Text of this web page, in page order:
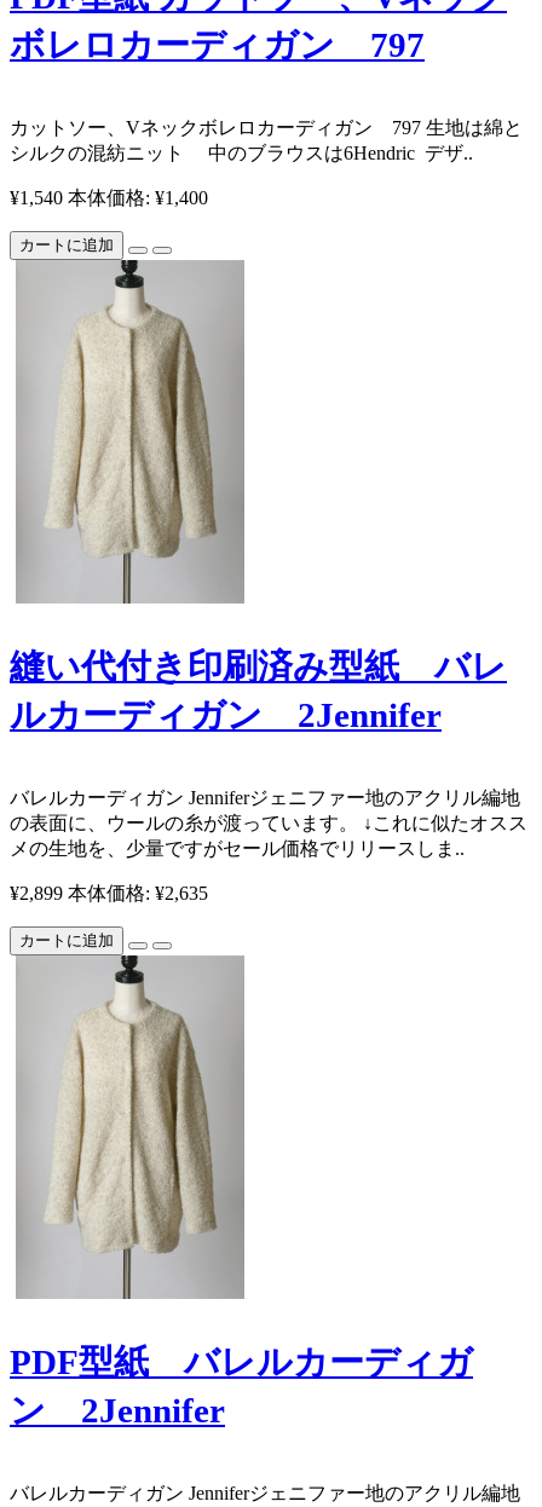
ボレロカーディガン 797
カットソー、Vネックボレロカーディガン 797 生地は綿と
シルクの混紡ニット 中のブラウスは6Hendric ​​ デザ..
¥1,540 本体価格: ¥1,400
カートに追加
縫い代付き印刷済み型紙 バレ
ルカーディガン 2Jennifer
バレルカーディガン Jenniferジェニファー ​ 地のアクリル編地
の表面に、ウールの糸が渡っています。 ↓これに似たオスス
メの生地を、少量ですがセール価格でリリースしま..
¥2,899 本体価格: ¥2,635
カートに追加
PDF型紙 バレルカーディガ
ン 2Jennifer
バレルカーディガン Jenniferジェニファー ​ 地のアクリル編地